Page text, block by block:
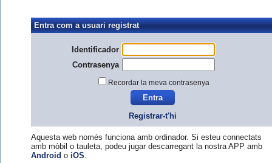
Entra com a usuari registrat
Identificador
Contrasenya
Recordar la meva contrasenya
Registrar-t'hi
Aquesta web només funciona amb ordinador. Si esteu connectats
amb mòbil o tauleta, podeu jugar descarregant la nostra APP amb
Android o iOS.